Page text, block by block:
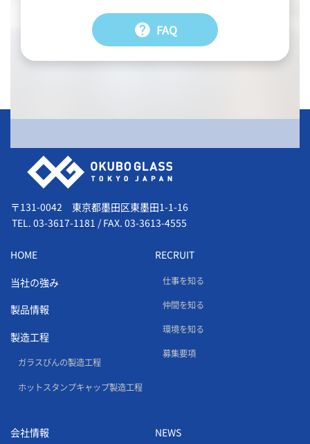
help FAQ
会社情報
〒131-0042 東京都墨田区東墨田1-1-16
TEL. 03-3617-1181 / FAX. 03-3613-4555
HOME
当社の強み
製品情報
製造工程
ガラスびんの製造工程
ホットスタンプキャップ製造工程
RECRUIT
仕事を知る
仲間を知る
環境を知る
募集要項
会社情報 NEWS